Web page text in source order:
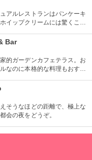
アルレストランはパンケーキ
イップクリームには驚くこと
Bar
的ガーデンカフェテラス。お
なのに本格的な料理もおすす
そうなほどの距離で、極上な
会の夜をどうぞ。